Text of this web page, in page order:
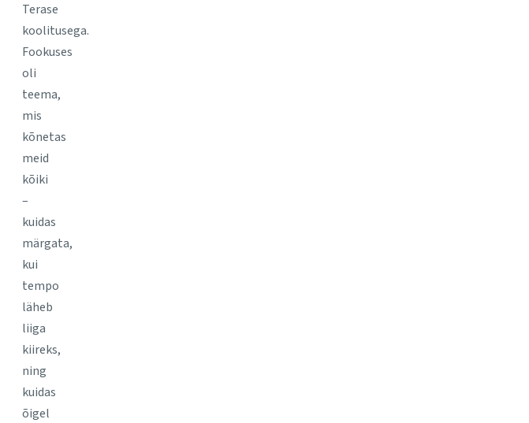
Terase
koolitusega.
Fookuses
oli
teema,
mis
kõnetas
meid
kõiki
–
kuidas
märgata,
kui
tempo
läheb
liiga
kiireks,
ning
kuidas
õigel